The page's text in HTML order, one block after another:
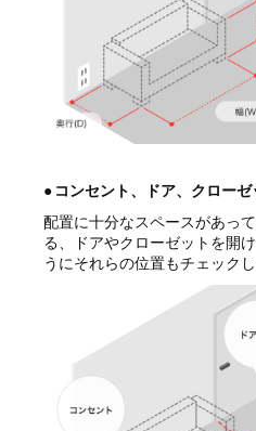
● コンセント、ドア、クロー
配置に十分なスペースがあっ
る、ドアやクローゼットを開
うにそれらの位置もチェック